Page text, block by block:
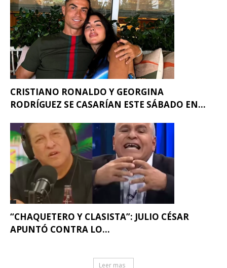
CRISTIANO RONALDO Y GEORGINA
RODRÍGUEZ SE CASARÍAN ESTE SÁBADO EN...
“CHAQUETERO Y CLASISTA”: JULIO CÉSAR
APUNTÓ CONTRA LO...
Leer mas